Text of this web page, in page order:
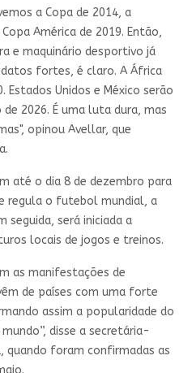
a Copa de 2014, a
América de 2019. Então,
e maquinário desportivo já
fortes, é claro. A África
Estados Unidos e México serão
2026. É uma luta dura, mas
opinou Avellar, que
até o dia 8 de dezembro para
regula o futebol mundial, a
seguida, será iniciada a
locais de jogos e treinos.
as manifestações de
de países com uma forte
assim a popularidade do
disse a secretária-
quando foram confirmadas as